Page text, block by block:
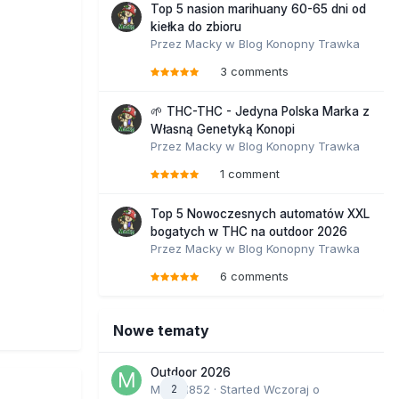
Top 5 nasion marihuany 60-65 dni od
kiełka do zbioru
Przez Macky w Blog Konopny Trawka
3 comments
🌱 THC-THC - Jedyna Polska Marka z
Własną Genetyką Konopi
Przez Macky w Blog Konopny Trawka
1 comment
Top 5 Nowoczesnych automatów XXL
bogatych w THC na outdoor 2026
Przez Macky w Blog Konopny Trawka
6 comments
Nowe tematy
2
Outdoor 2026
Marcel852 · Started Wczoraj o